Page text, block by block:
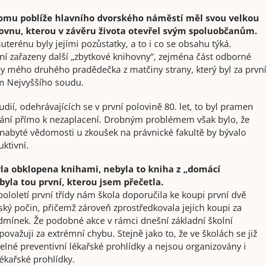
poblíže hlavního dvorského náměstí měl svou velkou
kterou v závěru života otevřel svým spoluobčanům.
byly jejími pozůstatky, a to i co se obsahu týká.
zařazeny další „zbytkové knihovny“, zejména část odborné
mého druhého pradědečka z matčiny strany, který byl za první
Nejvyššího soudu.
odehrávajících se v první polovině 80. let, to byl pramen
přímo k nezaplacení. Drobným problémem však bylo, že
vědomosti u zkoušek na právnické fakultě by bývalo
obklopena knihami, nebyla to kniha z „domácí
tou první, kterou jsem přečetla.
první třídy nám škola doporučila ke koupi první dvě
počin, přičemž zároveň zprostředkovala jejich koupi za
Že podobné akce v rámci dnešní základní školní
za extrémní chybu. Stejně jako to, že ve školách se již
preventivní lékařské prohlídky a nejsou organizovány i
prohlídky.